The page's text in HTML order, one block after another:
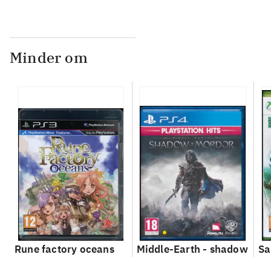
Minder om
Rune factory oceans
Middle-Earth - shadow